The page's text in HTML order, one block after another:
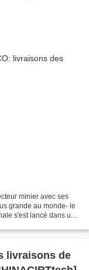
minier avec ses
grande au monde- le
s'est lancé dans un
livraisons de